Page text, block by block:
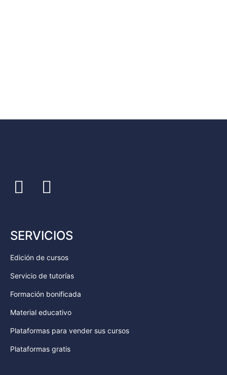
SERVICIOS
Edición de cursos
Servicio de tutorías
Formación bonificada
Material educativo
Plataformas para vender sus cursos
Plataformas gratis